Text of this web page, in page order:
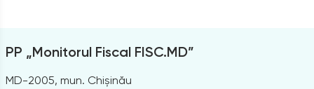
PP „Monitorul Fiscal FISC.MD”
MD-2005, mun. Chișinău